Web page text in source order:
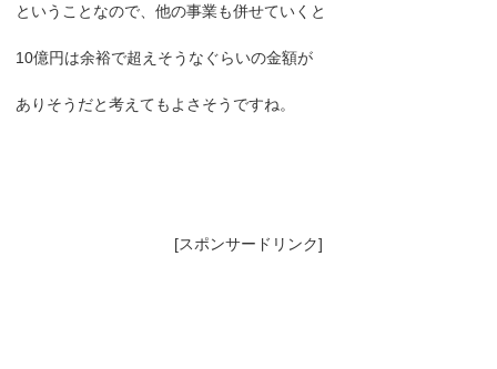
ということなので、他の事業も併せていくと
10億円は余裕で超えそうなぐらいの金額が
ありそうだと考えてもよさそうですね。
[スポンサードリンク]